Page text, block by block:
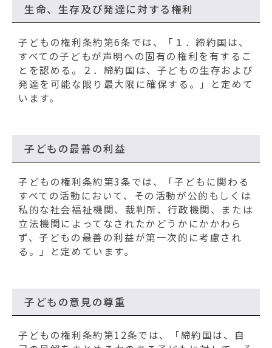
生命、生存及び発達に対する権利
子どもの権利条約第6条では、「１．締約国は、
すべての子どもが声明への固有の権利を有するこ
とを認める。２．締約国は、子どもの生存および
発達を可能な限り最大限に確保する。」と定めて
います。
子どもの最善の利益
子どもの権利条約第3条では、「子どもに関わる
すべての活動において、その活動が公的もしくは
私的な社会福祉機関、裁判所、行政機関、または
立法機関によってなされたかどうかにかかわら
ず、子どもの最善の利益が第一次的に考慮され
る。」と定めています。
子どもの意見の尊重
子どもの権利条約第12条では、「締約国は、自